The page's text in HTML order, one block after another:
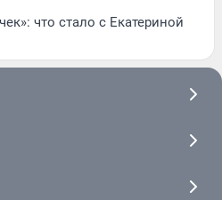
что стало с Екатериной